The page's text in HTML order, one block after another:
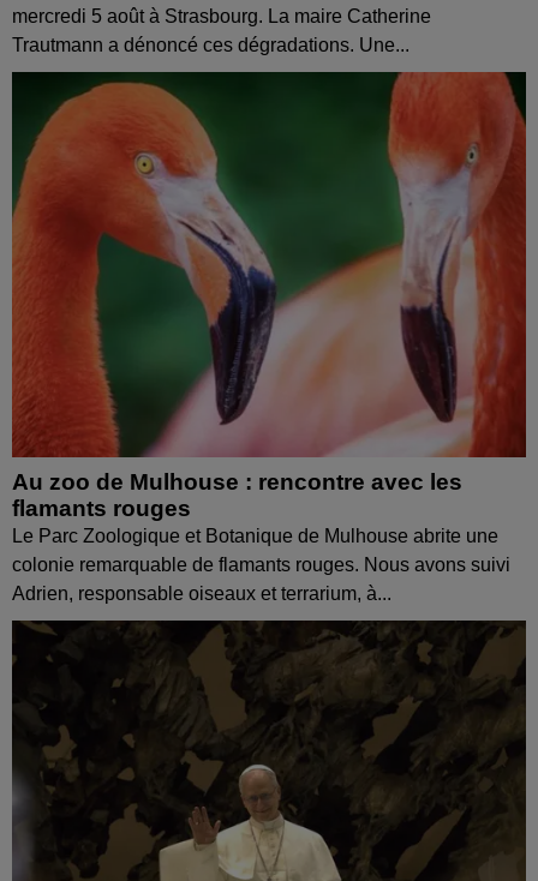
mercredi 5 août à Strasbourg. La maire Catherine
Trautmann a dénoncé ces dégradations. Une...
Au zoo de Mulhouse : rencontre avec les
flamants rouges
Le Parc Zoologique et Botanique de Mulhouse abrite une
colonie remarquable de flamants rouges. Nous avons suivi
Adrien, responsable oiseaux et terrarium, à...